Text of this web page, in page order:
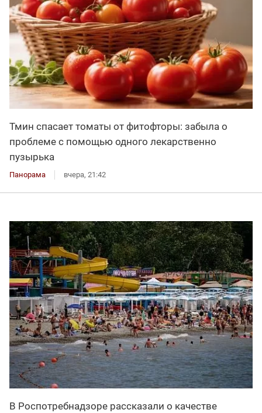
Тмин спасает томаты от фитофторы: забыла о
проблеме с помощью одного лекарственно
пузырька
Панорама вчера, 21:42
В Роспотребнадзоре рассказали о качестве